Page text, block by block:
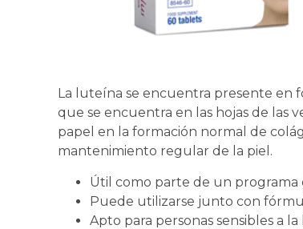
La luteína se encuentra presente en
que se encuentra en las hojas de las
papel en la formación normal de
mantenimiento regular de la piel.
Útil como parte de un programa
Puede utilizarse junto con
Apto para personas sensibles a la